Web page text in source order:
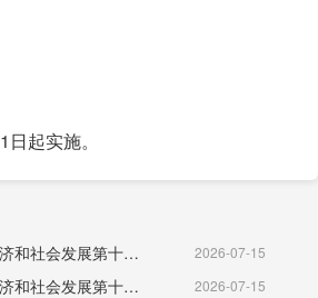
起实施。
（福建省）南平市国民经济和社会发展第十五个五年规划纲要 2026-07-15
（湖北省）随州市国民经济和社会发展第十五个五年规划纲要 2026-07-15